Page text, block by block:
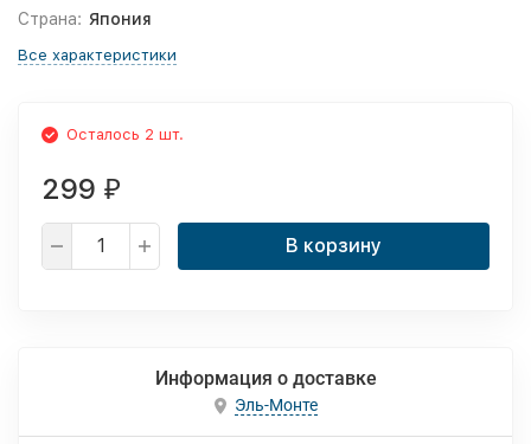
Страна: Япония
Все характеристики
Осталось 2 шт.
299 ₽
В корзину
Информация о доставке
Эль-Монте